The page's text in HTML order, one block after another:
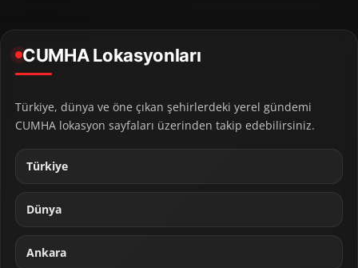
CUMHA Lokasyonları
Türkiye, dünya ve öne çıkan şehirlerdeki yerel gündemi
CUMHA lokasyon sayfaları üzerinden takip edebilirsiniz.
Türkiye
Dünya
Ankara